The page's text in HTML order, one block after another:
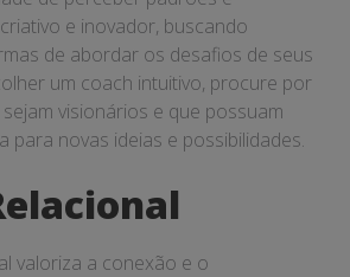
e inovador, buscando
de abordar os desafios de seus
um coach intuitivo, procure por
visionários e que possuam
para novas ideias e possibilidades.
valoriza a conexão e o